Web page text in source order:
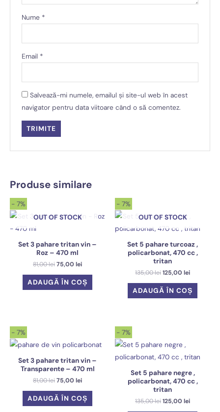
Nume *
Email *
Salvează-mi numele, emailul și site-ul web în acest
navigator pentru data viitoare când o să comentez.
Produse similare
- 7%
OUT OF STOCK
Set 3 pahare tritan vin –
Roz – 470 ml
81,00leiPrețul
a
75,00 leiPrețul
este:
75,00 lei.
ADAUGĂ ÎN COȘ
- 7%
OUT OF STOCK
Set 5 pahare turcoaz ,
policarbonat, 470 cc ,
tritan
135,00leiPrețul
a
125,00 leiPrețul
este:
125,00 lei.
ADAUGĂ ÎN COȘ
- 7%
Set 3 pahare tritan vin –
Transparente – 470 ml
81,00leiPrețul
a
75,00 leiPrețul
este:
75,00 lei.
ADAUGĂ ÎN COȘ
- 7%
Set 5 pahare negre ,
policarbonat, 470 cc ,
tritan
135,00leiPrețul
125,00 leiPrețul